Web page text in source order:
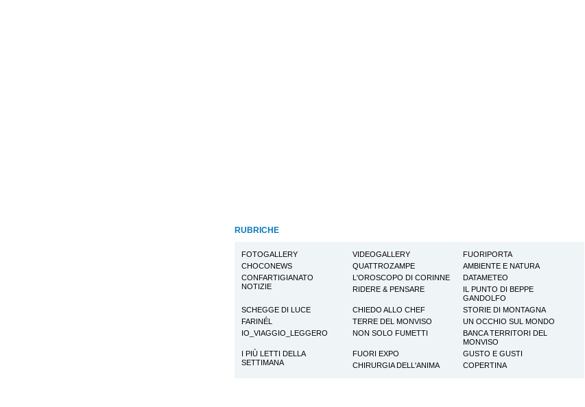
RUBRICHE
FOTOGALLERY VIDEOGALLERY
FUORIPORTA
CHOCONEWS
QUATTROZAMPE
AMBIENTE E NATURA
CONFARTIGIANATO
NOTIZIE
L'OROSCOPO DI CORINNE
DATAMETEO
RIDERE & PENSARE
IL PUNTO DI BEPPE
GANDOLFO
SCHEGGE DI LUCE
CHIEDO ALLO CHEF
STORIE DI MONTAGNA
FARINÉL
TERRE DEL MONVISO
UN OCCHIO SUL MONDO
IO_VIAGGIO_LEGGERO
NON SOLO FUMETTI
BANCA TERRITORI DEL
MONVISO
I PIÙ LETTI DELLA
SETTIMANA
FUORI EXPO
GUSTO E GUSTI
CHIRURGIA DELL'ANIMA
COPERTINA